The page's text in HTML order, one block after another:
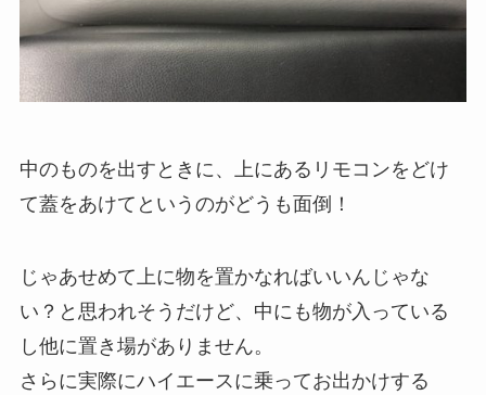
中のものを出すときに、上にあるリモコンをどけ
て蓋をあけてというのがどうも面倒！
じゃあせめて上に物を置かなればいいんじゃな
い？と思われそうだけど、中にも物が入っている
し他に置き場がありません。
さらに実際にハイエースに乗ってお出かけする